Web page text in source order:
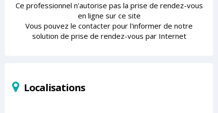
Ce professionnel n'autorise pas la prise de rendez-vous
en ligne sur ce site
Vous pouvez le contacter pour l'informer de notre
solution de prise de rendez-vous par Internet
Localisations